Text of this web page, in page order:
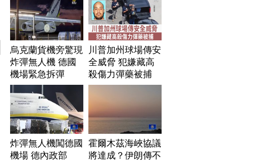
烏克蘭貨機旁驚現
炸彈無人機 德國
機場緊急拆彈
川普加州球場傳安
全威脅 犯嫌藏高
殺傷力彈藥被捕
炸彈無人機闖德國
機場 德內政部
霍爾木茲海峽協議
將達成？伊朗傳不